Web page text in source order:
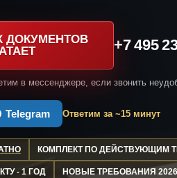
ДОКУМЕНТОВ
+7 495
в мессенджере, если звонить
Telegram Ответим за ~15 минут
КОМПЛЕКТ ПО ДЕЙСТВУЮЩИМ
- 1 ГОД НОВЫЕ ТРЕБОВАНИЯ 2026